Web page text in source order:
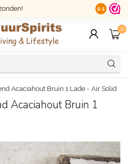
14 dagen
9.5
0
Acaciahout Bruin 1 Lade - Air Solid
Acaciahout Bruin 1